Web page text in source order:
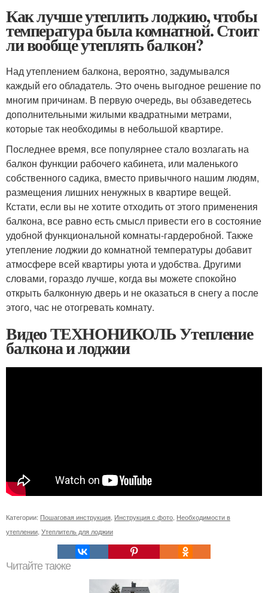
Как лучше утеплить лоджию, чтобы
температура была комнатной. Стоит
ли вообще утеплять балкон?
Над утеплением балкона, вероятно, задумывался
каждый его обладатель. Это очень выгодное решение по
многим причинам. В первую очередь, вы обзаведетесь
дополнительными жилыми квадратными метрами,
которые так необходимы в небольшой квартире.
Последнее время, все популярнее стало возлагать на
балкон функции рабочего кабинета, или маленького
собственного садика, вместо привычного нашим людям,
размещения лишних ненужных в квартире вещей.
Кстати, если вы не хотите отходить от этого применения
балкона, все равно есть смысл привести его в состояние
удобной функциональной комнаты-гардеробной. Также
утепление лоджии до комнатной температуры добавит
атмосфере всей квартиры уюта и удобства. Другими
словами, гораздо лучше, когда вы можете спокойно
открыть балконную дверь и не оказаться в снегу а после
этого, час не отогревать комнату.
Видео ТЕХНОНИКОЛЬ Утепление
балкона и лоджии
Категории: Пошаговая инструкция Инструкция с фото Необходимости в
утеплении Утеплитель для лоджии
Читайте также